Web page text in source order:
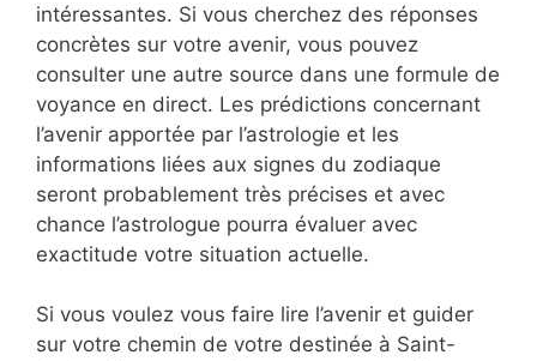
intéressantes. Si vous cherchez des réponses
concrètes sur votre avenir, vous pouvez
consulter une autre source dans une formule de
voyance en direct. Les prédictions concernant
l’avenir apportée par l’astrologie et les
informations liées aux signes du zodiaque
seront probablement très précises et avec
chance l’astrologue pourra évaluer avec
exactitude votre situation actuelle.
Si vous voulez vous faire lire l’avenir et guider
sur votre chemin de votre destinée à Saint-